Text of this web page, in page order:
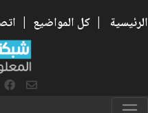
الرئيسية | كل المواضيع |